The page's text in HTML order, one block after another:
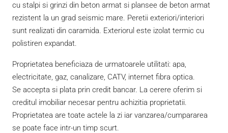
cu stalpi si grinzi din beton armat si plansee de beton armat
rezistent la un grad seismic mare. Peretii exteriori/interiori
sunt realizati din caramida. Exteriorul este izolat termic cu
polistiren expandat.
Proprietatea beneficiaza de urmatoarele utilitati: apa,
electricitate, gaz, canalizare, CATV, internet fibra optica.
Se accepta si plata prin credit bancar. La cerere oferim si
creditul imobiliar necesar pentru achizitia proprietatii.
Proprietatea are toate actele la zi iar vanzarea/cumpararea
se poate face intr-un timp scurt.